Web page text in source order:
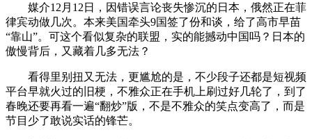
媒介12月12日，因错误言论丧失惨沉的日本，俄然正在菲
律宾动做几次。本来美国牵头9国签了份和谈，给了高市早苗
“靠山”。可这个看似复杂的联盟，实的能撼动中国吗？日本的
傲慢背后，又藏着几多无法？
看得里别扭又无法，更尴尬的是，不少段子还都是短视频
平台早就火过的旧梗，不雅众正在手机上刷过好几轮了，到了
春晚还要再看一遍“翻炒”版，不是不雅众的笑点变高了，而是
节目少了敢说实话的锋芒。